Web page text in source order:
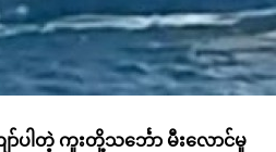
ော်ပါတဲ့ ကူးတို့သင်္ဘော မီးလောင်မှု